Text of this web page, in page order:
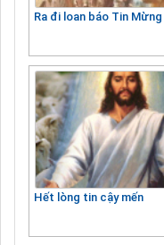
Ra đi loan báo Tin Mừng
Hết lòng tin cậy mến